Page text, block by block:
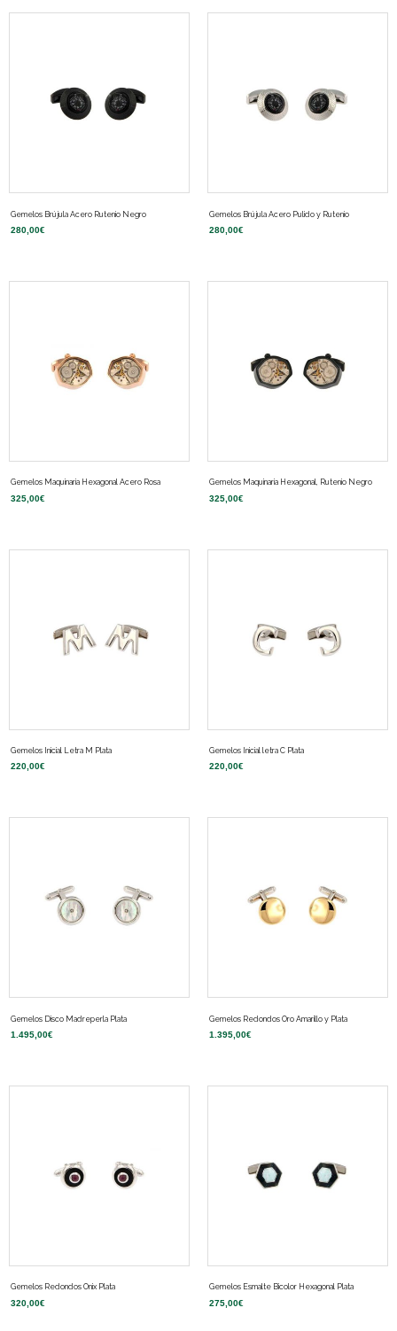
Gemelos Brújula Acero Rutenio Negro
280,00€
Gemelos Brújula Acero Pulido y Rutenio
280,00€
Gemelos Maquinaria Hexagonal Acero Rosa
325,00€
Gemelos Maquinaria Hexagonal, Rutenio Negro
325,00€
Gemelos Inicial Letra M Plata
220,00€
Gemelos Inicial letra C Plata
220,00€
Gemelos Disco Madreperla Plata
1.495,00€
Gemelos Redondos Oro Amarillo y Plata
1.395,00€
Gemelos Redondos Onix Plata
320,00€
Gemelos Esmalte Bicolor Hexagonal Plata
275,00€